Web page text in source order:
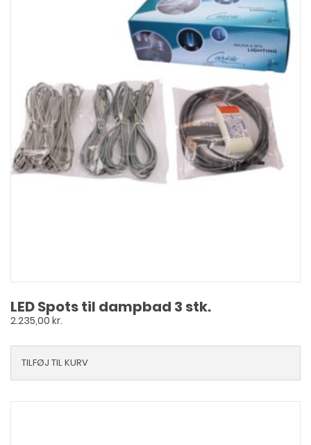
LED Spots til dampbad 3 stk.
2.235,00 kr.
TILFØJ TIL KURV